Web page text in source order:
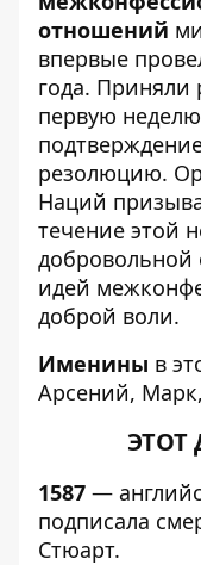
отношений
впервые
года. Приняли
первую
резолюцию.
Наций
течение этой
добровольной
идей
доброй воли.
Именины в
Арсений,
ЭТОТ
1587 —
подписала
Стюарт.